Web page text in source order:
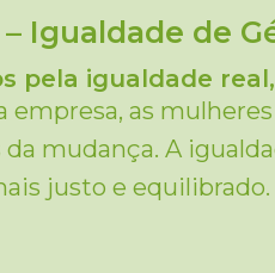
– Igualdade de
pela igualdade
empresa, as
mudança. A
justo e equilibrado.